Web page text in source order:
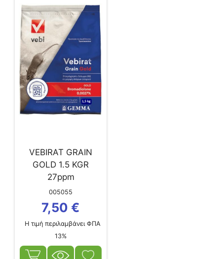
VEBIRAT GRAIN
GOLD 1.5 KGR
27ppm
005055
7,50 €
Η τιμή περιλαμβάνει ΦΠΑ
13%